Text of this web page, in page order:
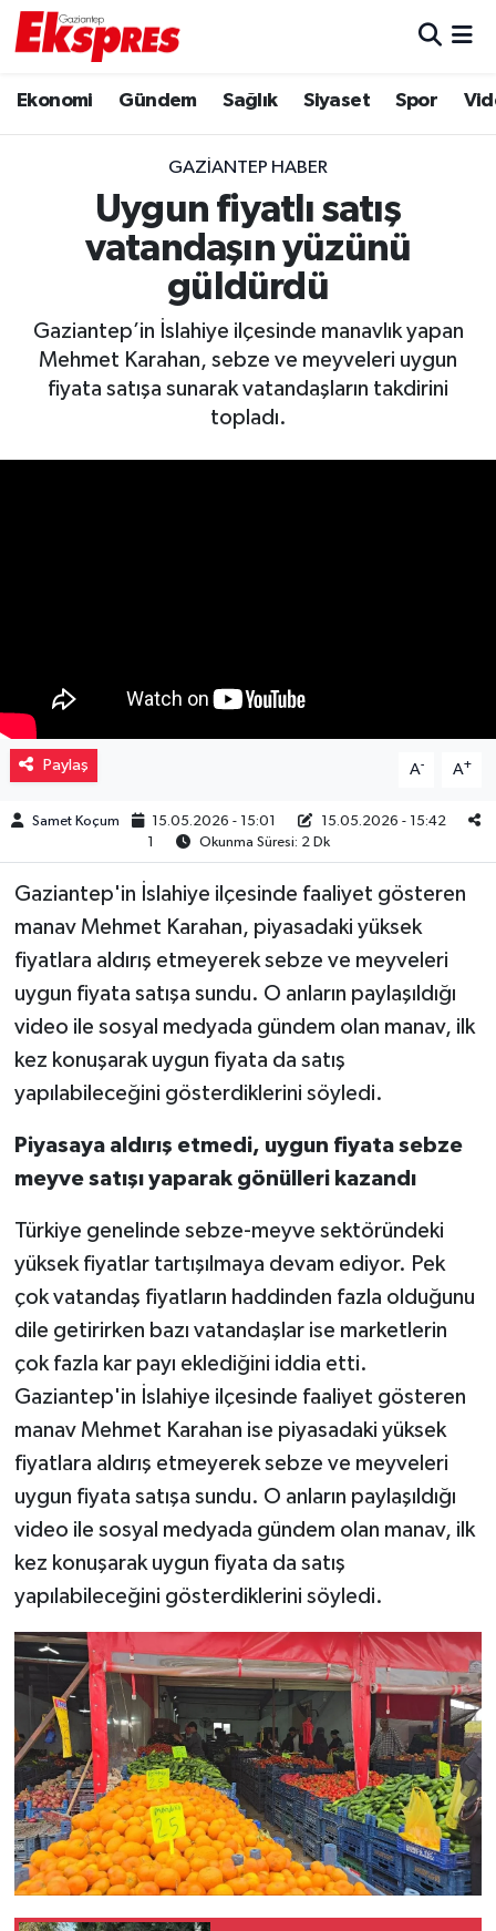
Ekonomi Gündem Sağlık Siyaset Spor
GAZIANTEP HABER
Uygun fiyatlı satış
vatandaşın yüzünü
güldürdü
Gaziantep’in İslahiye ilçesinde manavlık yapan
Mehmet Karahan, sebze ve meyveleri uygun
fiyata satışa sunarak vatandaşların takdirini
topladı.
Paylaş A- A+
Samet Koçum 15.05.2026 - 15:01
15.05.2026 - 15:42
1
Okunma Süresi: 2 Dk
Gaziantep'in İslahiye ilçesinde faaliyet gösteren
manav Mehmet Karahan, piyasadaki yüksek
fiyatlara aldırış etmeyerek sebze ve meyveleri
uygun fiyata satışa sundu. O anların paylaşıldığı
video ile sosyal medyada gündem olan manav, ilk
kez konuşarak uygun fiyata da satış
yapılabileceğini gösterdiklerini söyledi.
Piyasaya aldırış etmedi, uygun fiyata sebze
meyve satışı yaparak gönülleri kazandı
Türkiye genelinde sebze-meyve sektöründeki
yüksek fiyatlar tartışılmaya devam ediyor. Pek
çok vatandaş fiyatların haddinden fazla olduğunu
dile getirirken bazı vatandaşlar ise marketlerin
çok fazla kar payı eklediğini iddia etti.
Gaziantep'in İslahiye ilçesinde faaliyet gösteren
manav Mehmet Karahan ise piyasadaki yüksek
fiyatlara aldırış etmeyerek sebze ve meyveleri
uygun fiyata satışa sundu. O anların paylaşıldığı
video ile sosyal medyada gündem olan manav, ilk
kez konuşarak uygun fiyata da satış
yapılabileceğini gösterdiklerini söyledi.
Ekonomi
Gaziantep son dakika
Genel
Haberler
Sağlık
Sinemalar
Siyaset
Teknoloji
Türkiye
Video Haber
Yaşam
Yeme-İçme
Trafik Durumu
Puan Durumu ve Fikstür
Tüm Manşetler
Son Dakika Haberleri
Haber Arşivi